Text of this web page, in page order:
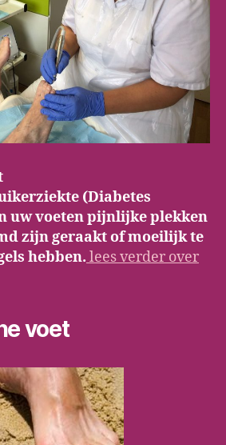
(Diabetes
uw voeten pijnlijke plekken
zijn geraakt of moeilijk te
hebben. lees verder over
voet